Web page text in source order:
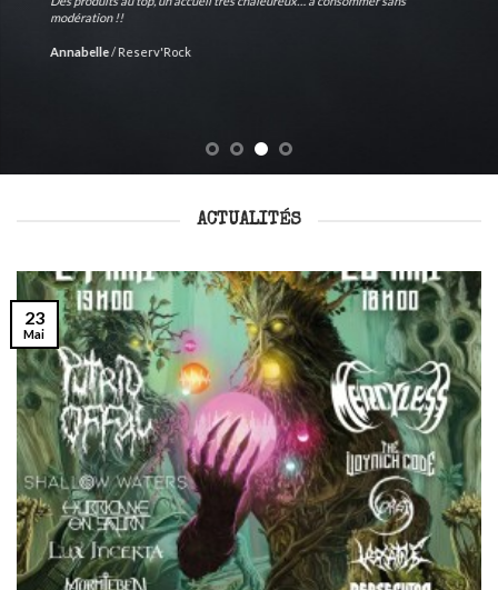
modération !!
Annabelle /Reserv'Rock
ACTUALITÉS
23
Mai